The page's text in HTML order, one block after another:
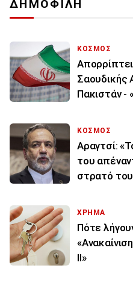
ΔΗΜΟΦΙΛΗ
ΚΟΣΜΟΣ
Σαουδικής
Πακιστάν -
ΚΟΣΜΟΣ
Αραγτσί:
του
στρατό
ΧΡΗΜΑ
Πότε
ΙΙ»